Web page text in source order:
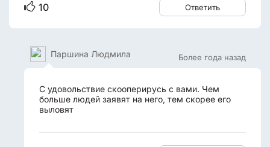
10 Ответить
Более года назад
Паршина Людмила
С удовольствие скооперирусь с вами. Чем
больше людей заявят на него, тем скорее его
выловят